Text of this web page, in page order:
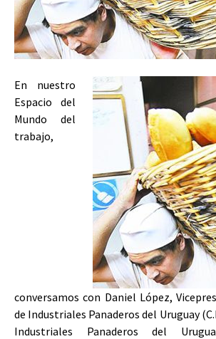
En nuestro
Espacio del
Mundo del
trabajo,
conversamos con Daniel López,
de Industriales Panaderos del Uruguay
Industriales Panaderos del